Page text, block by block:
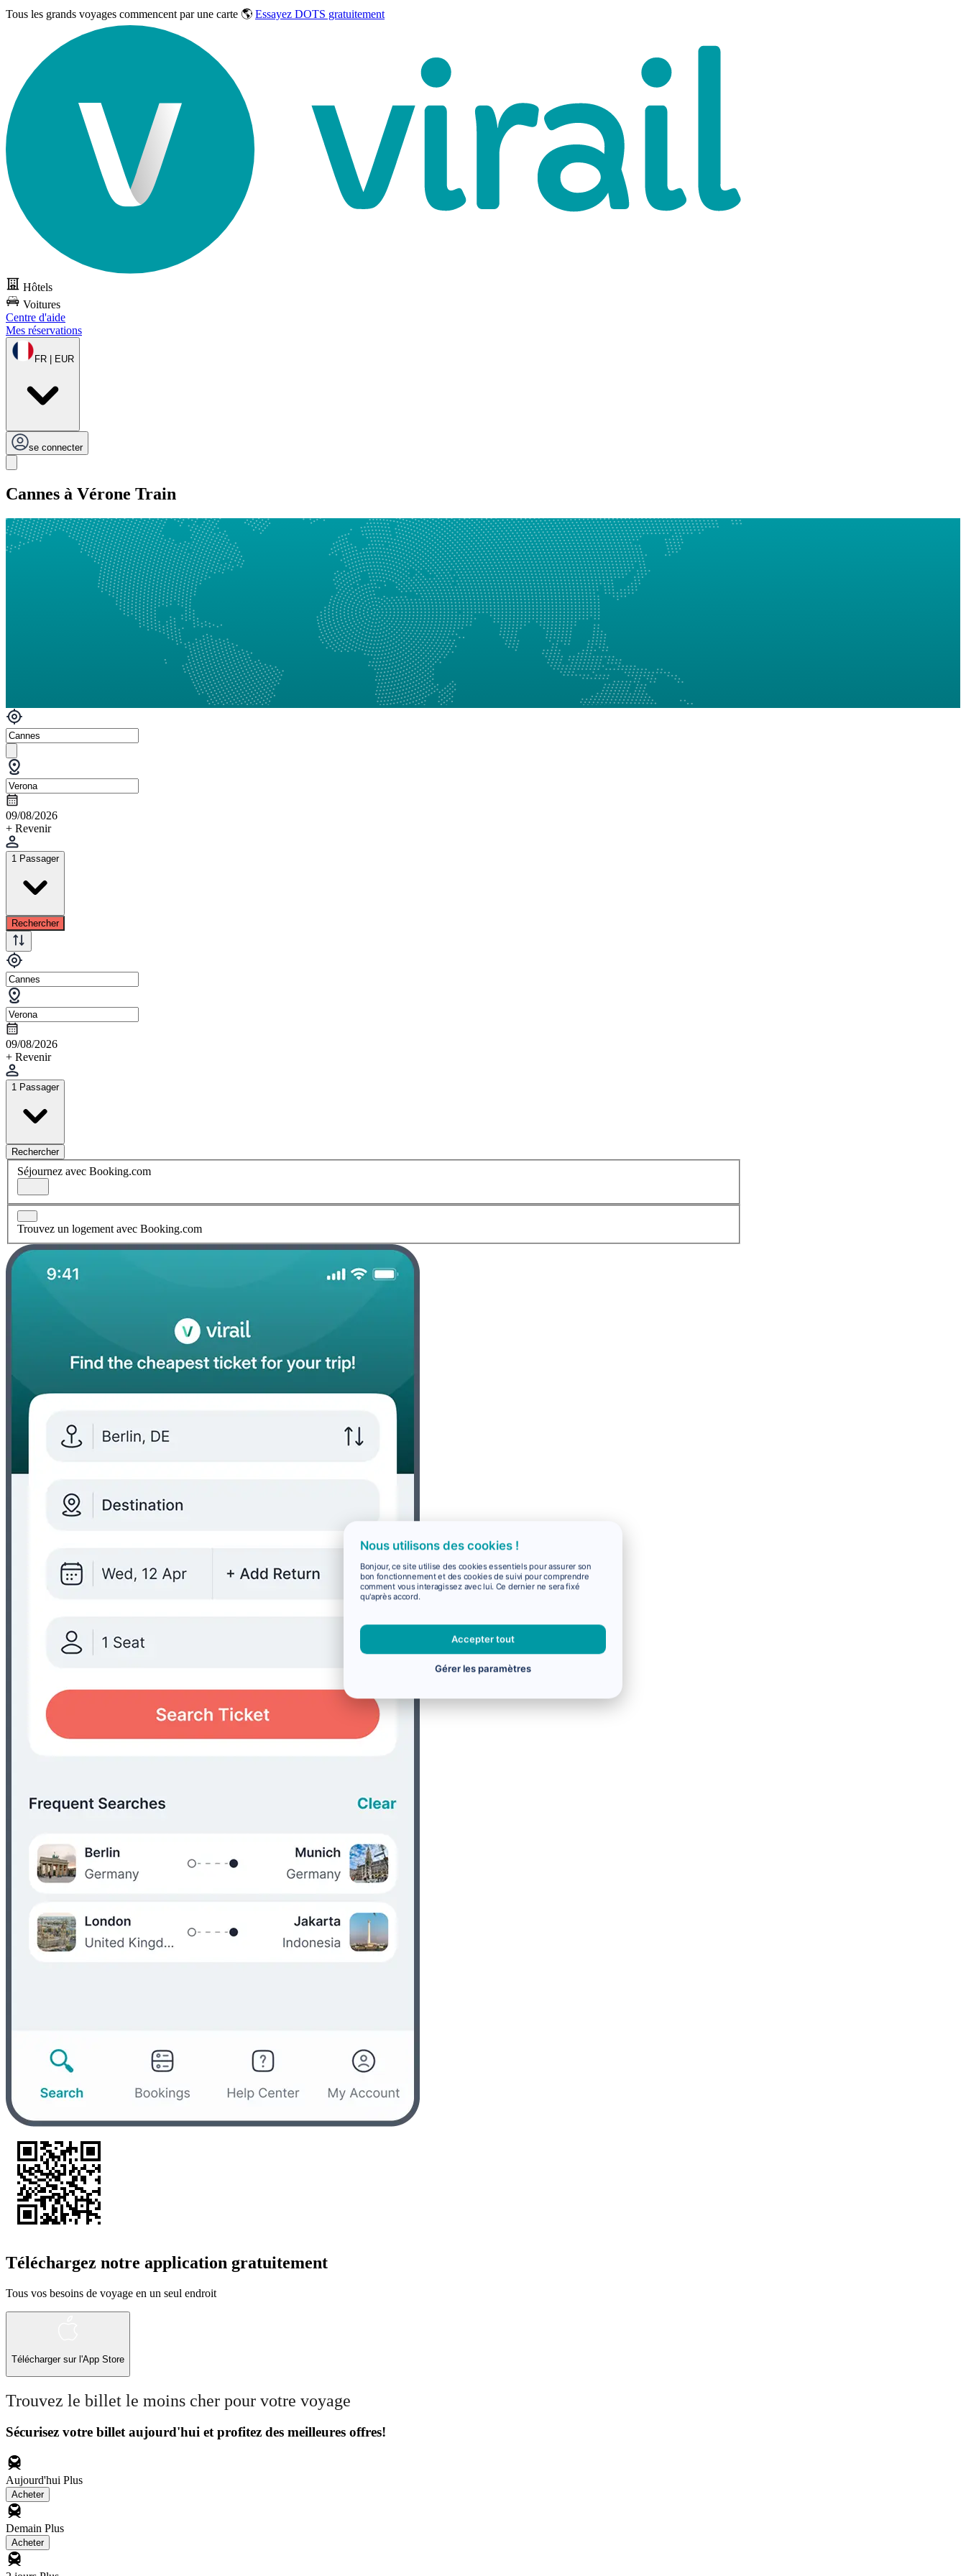
Tous les grands voyages commencent par une carte 🌎 Essayez DOTS gratuitement
Hôtels
Voitures
Centre d'aide
Mes réservations
FR | EUR
se connecter
Cannes à Vérone Train
09/08/2026
+ Revenir
1 Passager
Rechercher
09/08/2026
+ Revenir
1 Passager
Rechercher
Séjournez avec Booking.com
Trouvez un logement avec Booking.com
Téléchargez notre application gratuitement
Tous vos besoins de voyage en un seul endroit
Télécharger sur l'App Store
Trouvez le billet le moins cher pour votre voyage
Sécurisez votre billet aujourd'hui et profitez des meilleures offres!
Aujourd'hui Plus
Acheter
Demain Plus
Acheter
Nous utilisons des cookies !
Bonjour, ce site utilise des cookies essentiels pour assurer son
bon fonctionnement et des cookies de suivi pour comprendre
comment vous interagissez avec lui. Ce dernier ne sera fixé
qu'après accord.
Accepter tout
Gérer les paramètres